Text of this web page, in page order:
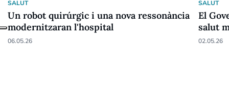
SALUT
Un robot quirúrgic i una nova ressonància
modernitzaran l'hospital
06.05.26
SALUT
El
salut
02.05.26